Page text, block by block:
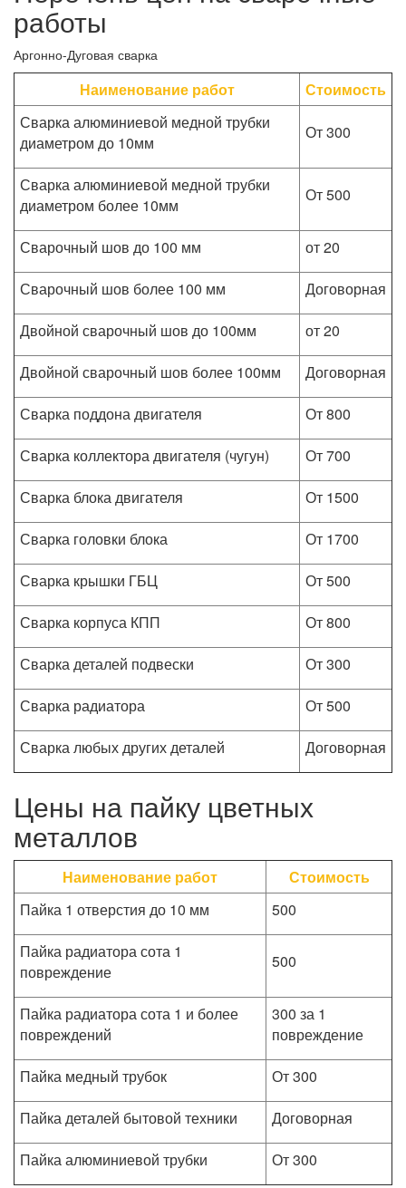
работы
Аргонно-Дуговая сварка
Наименование работ
Стоимость
Сварка алюминиевой медной трубки
диаметром до 10мм
От 300
Сварка алюминиевой медной трубки
диаметром более 10мм
От 500
Сварочный шов до 100 мм
от 20
Сварочный шов более 100 мм
Договорная
Двойной сварочный шов до 100мм
от 20
Двойной сварочный шов более 100мм
Договорная
Сварка поддона двигателя
От 800
Сварка коллектора двигателя (чугун)
От 700
Сварка блока двигателя
От 1500
Сварка головки блока
От 1700
Сварка крышки ГБЦ
От 500
Сварка корпуса КПП
От 800
Сварка деталей подвески
От 300
Сварка радиатора
От 500
Сварка любых других деталей
Договорная
Цены на пайку цветных
металлов
Наименование работ
Стоимость
Пайка 1 отверстия до 10 мм
500
Пайка радиатора сота 1
повреждение
500
Пайка радиатора сота 1 и более
повреждений
300 за 1
повреждение
Пайка медный трубок
От 300
Пайка деталей бытовой техники
Договорная
Пайка алюминиевой трубки
От 300